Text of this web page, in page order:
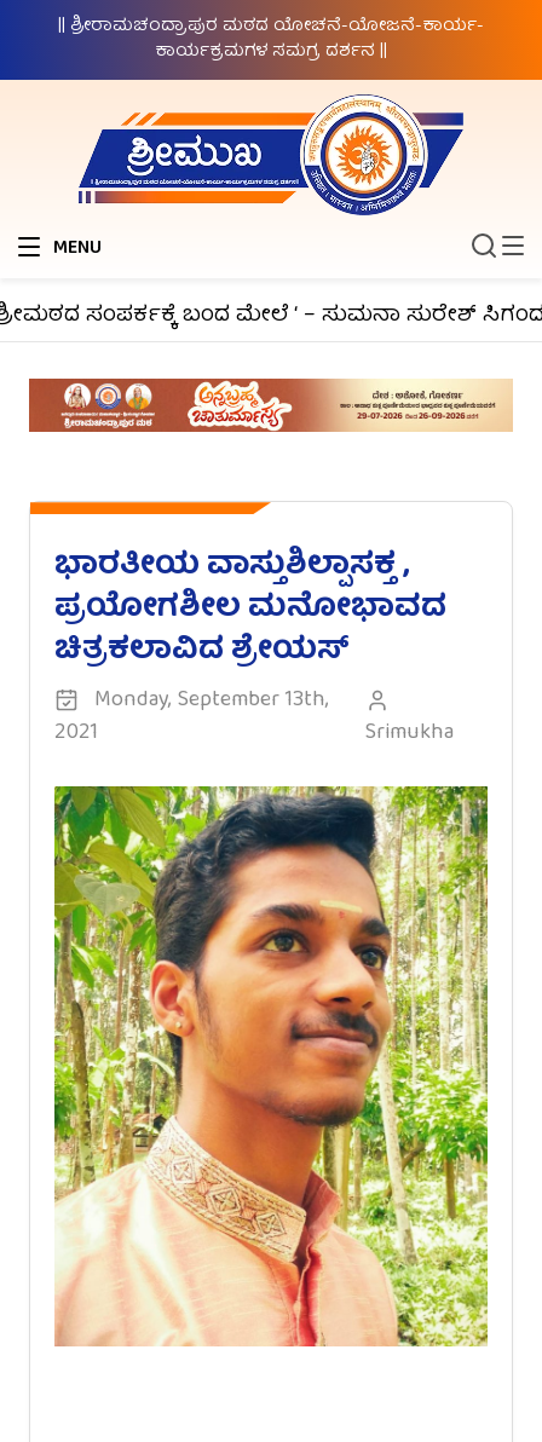
|| ಶ್ರೀರಾಮಚಂದ್ರಾಪುರ ಮಠದ ಯೋಚನೆ-ಯೋಜನೆ-ಕಾರ್ಯ-
ಕಾರ್ಯಕ್ರಮಗಳ ಸಮಗ್ರ ದರ್ಶನ ||
MENU
ಸಂಪರ್ಕಕ್ಕೆ ಬಂದ ಮೇಲೆ ‘ – ಸುಮನಾ ಸುರೇಶ್ ಸಿಗಂದೂರು
ಭಾರತೀಯ ವಾಸ್ತುಶಿಲ್ಪಾಸಕ್ತ ,
ಪ್ರಯೋಗಶೀಲ ಮನೋಭಾವದ
ಚಿತ್ರಕಲಾವಿದ ಶ್ರೇಯಸ್
Monday, September 13th,
2021
Srimukha